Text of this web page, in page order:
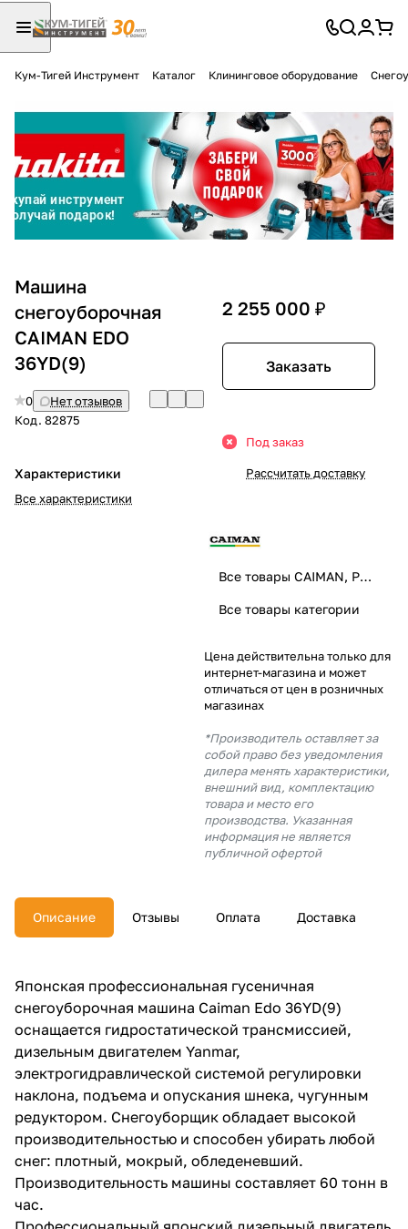
Кум-Тигей Инструмент Каталог Клининговое оборудование
Машина
снегоуборочная
CAIMAN EDO
36YD(9)
0
Нет отзывов
Код. 82875
Характеристики
Все характеристики
2 255 000 ₽
Заказать
Под заказ
Рассчитать доставку
Все товары CAIMAN, PUBERT
Все товары категории
Цена действительна только для
интернет-магазина и может
отличаться от цен в розничных
магазинах
*Производитель оставляет за
собой право без уведомления
дилера менять характеристики,
внешний вид, комплектацию
товара и место его
производства. Указанная
информация не является
публичной офертой
Описание Отзывы Оплата Доставка
Японская профессиональная гусеничная
снегоуборочная машина Caiman Edo 36YD(9)
оснащается гидростатической трансмиссией,
дизельным двигателем Yanmar,
электрогидравлической системой регулировки
наклона, подъема и опускания шнека, чугунным
редуктором. Снегоуборщик обладает высокой
производительностью и способен убирать любой
снег: плотный, мокрый, обледеневший.
Производительность машины составляет 60 тонн в
час.
Разбейте
оплатуна части
без переплат
График платежей
Сегодня
25%
% картой любого банка
% будут
с вашей карты
недели